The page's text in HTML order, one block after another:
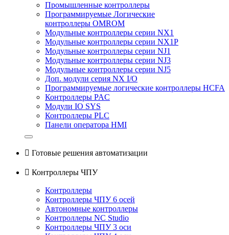
Промышленные контроллеры
Программируемые Логические
контроллеры OMROM
Модульные контроллеры серии NX1
Модульные контроллеры серии NX1P
Модульные контроллеры серии NJ1
Модульные контроллеры серии NJ3
Модульные контроллеры серии NJ5
Доп. модули серия NX I/O
Программируемые логические контроллеры HCFA
Контроллеры PAC
Модули IO SYS
Контроллеры PLC
Панели оператора HMI
 Готовые решения автоматизации
 Контроллеры ЧПУ
Контроллеры
Контроллеры ЧПУ 6 осей
Автономные контроллеры
Контроллеры NC Studio
Контроллеры ЧПУ 3 оси